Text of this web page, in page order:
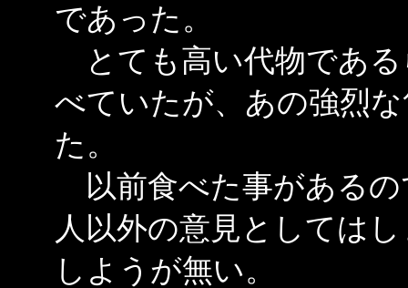
であった。
とても高い代物である
べていたが、あの強烈
た。
以前食べた事があるの
人以外の意見としては
しようが無い。